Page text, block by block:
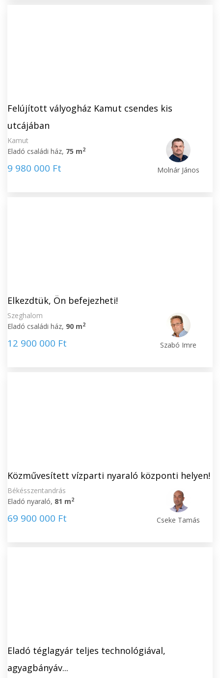
Felújított vályogház Kamut csendes kis
utcájában
Kamut
Eladó családi ház, 75 m2
9 980 000 Ft Molnár János
Elkezdtük, Ön befejezheti!
Szeghalom
Eladó családi ház, 90 m2
12 900 000 Ft Szabó Imre
Közművesített vízparti nyaraló központi helyen!
Békésszentandrás
Eladó nyaraló, 81 m2
69 900 000 Ft Cseke Tamás
Eladó téglagyár teljes technológiával,
agyagbányáv...